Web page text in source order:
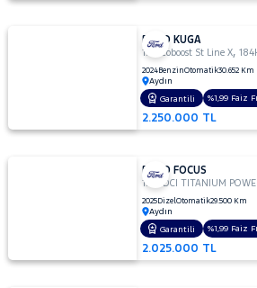
FORD KUGA
1.5 Ecoboost St Line X,
2024BenzinOtomatik30.652 Km
Aydın
2.250.000 TL
Garantili %1,99 Faiz
FORD FOCUS
1.5 TDCI TITANIUM
2025DizelOtomatik29.500 Km
Aydın
2.025.000 TL
Garantili %1,99 Faiz